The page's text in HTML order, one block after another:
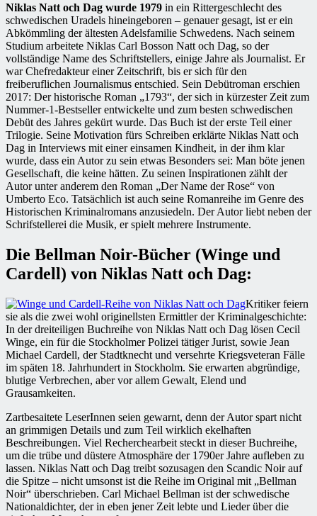
Niklas Natt och Dag wurde 1979 in ein Rittergeschlecht des
schwedischen Uradels hineingeboren – genauer gesagt, ist er ein
Abkömmling der ältesten Adelsfamilie Schwedens. Nach seinem
Studium arbeitete Niklas Carl Bosson Natt och Dag, so der
vollständige Name des Schriftstellers, einige Jahre als Journalist. Er
war Chefredakteur einer Zeitschrift, bis er sich für den
freiberuflichen Journalismus entschied. Sein Debütroman erschien
2017: Der historische Roman „1793“, der sich in kürzester Zeit zum
Nummer-1-Bestseller entwickelte und zum besten schwedischen
Debüt des Jahres gekürt wurde. Das Buch ist der erste Teil einer
Trilogie. Seine Motivation fürs Schreiben erklärte Niklas Natt och
Dag in Interviews mit einer einsamen Kindheit, in der ihm klar
wurde, dass ein Autor zu sein etwas Besonders sei: Man böte jenen
Gesellschaft, die keine hätten. Zu seinen Inspirationen zählt der
Autor unter anderem den Roman „Der Name der Rose“ von
Umberto Eco. Tatsächlich ist auch seine Romanreihe im Genre des
Historischen Kriminalromans anzusiedeln. Der Autor liebt neben der
Schrifstellerei die Musik, er spielt mehrere Instrumente.
Die Bellman Noir-Bücher (Winge und
Cardell) von Niklas Natt och Dag:
Kritiker feiern
sie als die zwei wohl originellsten Ermittler der Kriminalgeschichte:
In der dreiteiligen Buchreihe von Niklas Natt och Dag lösen Cecil
Winge, ein für die Stockholmer Polizei tätiger Jurist, sowie Jean
Michael Cardell, der Stadtknecht und versehrte Kriegsveteran Fälle
im späten 18. Jahrhundert in Stockholm. Sie erwarten abgründige,
blutige Verbrechen, aber vor allem Gewalt, Elend und
Grausamkeiten.
Zartbesaitete LeserInnen seien gewarnt, denn der Autor spart nicht
an grimmigen Details und zum Teil wirklich ekelhaften
Beschreibungen. Viel Recherchearbeit steckt in dieser Buchreihe,
um die trübe und düstere Atmosphäre der 1790er Jahre aufleben zu
lassen. Niklas Natt och Dag treibt sozusagen den Scandic Noir auf
die Spitze – nicht umsonst ist die Reihe im Original mit „Bellman
Noir“ überschrieben. Carl Michael Bellman ist der schwedische
Nationaldichter, der in eben jener Zeit lebte und Lieder über die